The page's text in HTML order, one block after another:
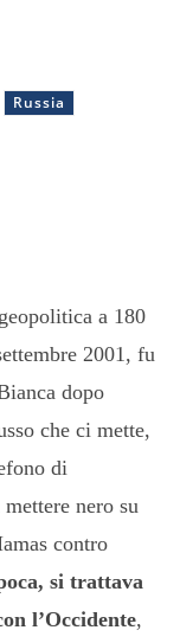
Russia
a 180
2001, fu
dopo
che ci mette,
di
nero su
contro
si trattava
l’Occidente,